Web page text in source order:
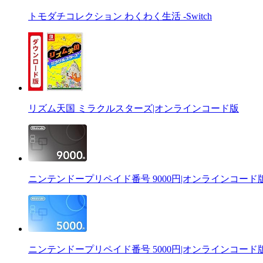
トモダチコレクション わくわく生活 -Switch
リズム天国 ミラクルスターズ|オンラインコード版
ニンテンドープリペイド番号 9000円|オンラインコード
ニンテンドープリペイド番号 5000円|オンラインコード